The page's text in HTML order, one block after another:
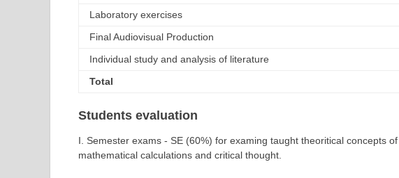
Laboratory exercises
Final Audiovisual Production
Individual study and analysis of literature
Total
Students evaluation
Ι. Semester exams - SE (60%) for examing taught theoritical concepts
mathematical calculations and critical thought.